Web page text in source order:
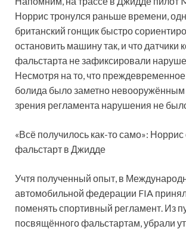
Норрис тронулся раньше времени,
британский гонщик быстро
остановить машину так, и что датчики
фальстарта не зафиксировали
Несмотря на то, что
болида было заметно невооружённым
зрения регламента нарушения не
«Всё получилось как-то само»:
фальстарт в Джидде
Учтя полученный опыт, в
автомобильной федерации FIA
поменять спортивный регламент. Из
посвящённого фальстартам, убрали